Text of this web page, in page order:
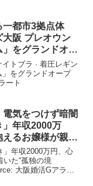
一都市3拠点体
大阪 プレオウン
」をグランドオー
トブラ · 着圧レギン
をグランドオープ
ート
電気をつけず暗闇
」年収2000万
えるお嬢様が親に
」年収2000万円、心
た“孤独の境
大阪婚活Gアラー